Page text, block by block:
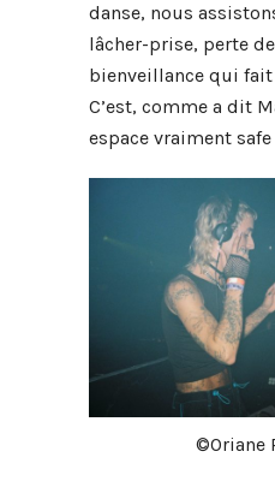
danse, nous
lâcher-prise, perte
bienveillance qui
C’est, comme a dit
espace vraiment
©Oriane